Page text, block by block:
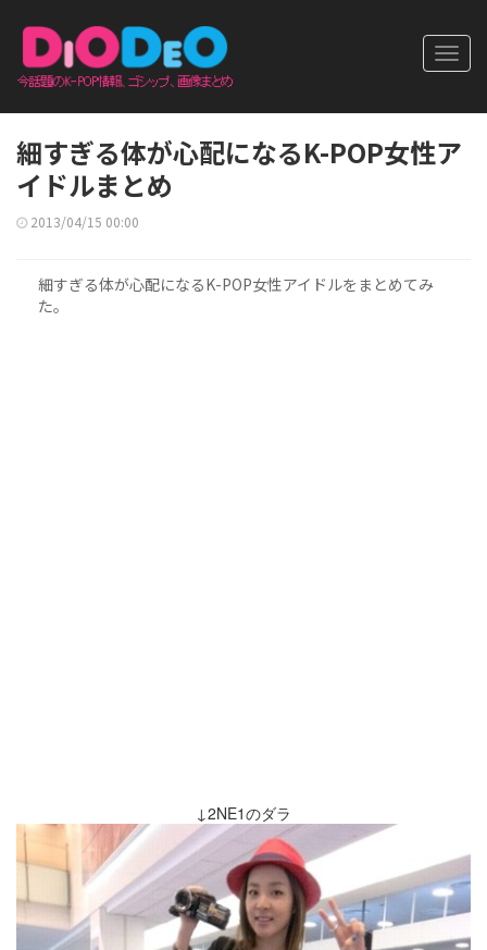
細すぎる体が心配になるK-POP女性ア
イドルまとめ
2013/04/15 00:00
細すぎる体が心配になるK-POP女性アイドルをまとめてみ
た。
↓2NE1のダラ